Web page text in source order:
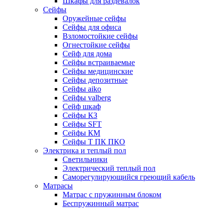
Сейфы
Оружейные сейфы
Сейфы для офиса
Взломостойкие сейфы
Огнестойкие сейфы
Cейф для дома
Сейфы встраиваемые
Сейфы медицинские
Сейфы депозитные
Сейфы aiko
Сейфы valberg
Сейф шкаф
Сейфы КЗ
Сейфы SFT
Сейфы КМ
Сейфы Т ПК ПКО
Электрика и теплый пол
Светильники
Электрический теплый пол
Саморегулирующийся греющий кабель
Матрасы
Матрас с пружинным блоком
Беспружинный матрас